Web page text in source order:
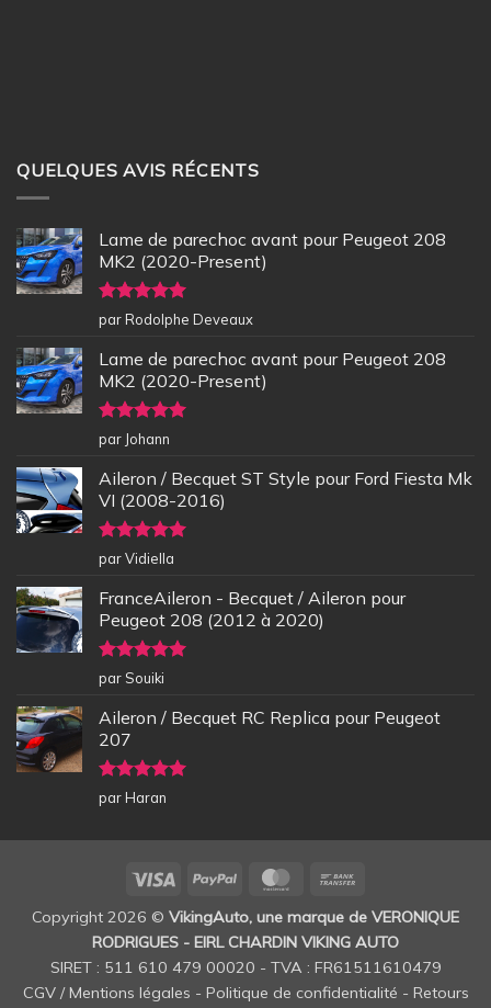
QUELQUES AVIS RÉCENTS
Lame de parechoc avant pour Peugeot 208
MK2 (2020-Present)
Note5sur
5
par Rodolphe Deveaux
Lame de parechoc avant pour Peugeot 208
MK2 (2020-Present)
Note5sur
5
par Johann
Aileron / Becquet ST Style pour Ford Fiesta Mk
VI (2008-2016)
Note5sur
5
par Vidiella
FranceAileron - Becquet / Aileron pour
Peugeot 208 (2012 à 2020)
Note5sur
5
par Souiki
Aileron / Becquet RC Replica pour Peugeot
207
Note5sur
5
par Haran
Visa PayPal MasterCard
Copyright 2026 © VikingAuto, une marque de VERONIQUE
RODRIGUES - EIRL CHARDIN VIKING AUTO
SIRET : 511 610 479 00020 - TVA : FR61511610479
CGV / Mentions légales - Politique de confidentialité - Retours